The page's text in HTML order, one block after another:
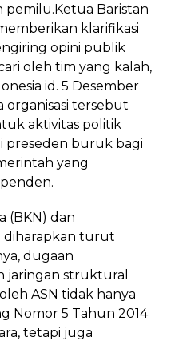
pemilu.Ketua Baristan
klarifikasi
opini publik
oleh tim yang kalah,
id. 5 Desember
organisasi tersebut
aktivitas politik
preseden buruk bagi
yang
(BKN) dan
diharapkan turut
dugaan
jaringan struktural
ASN tidak hanya
Nomor 5 Tahun 2014
tetapi juga